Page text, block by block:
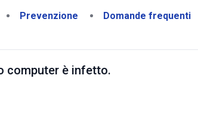
Prevenzione Domande frequenti
computer è infetto.